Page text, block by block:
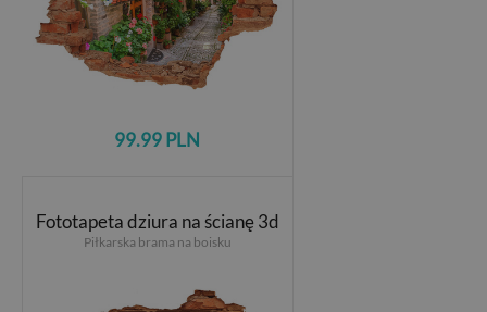
99.99 PLN
Fototapeta dziura na ścianę 3d
Piłkarska brama na boisku